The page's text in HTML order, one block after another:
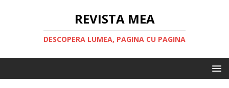
REVISTA MEA
DESCOPERA LUMEA, PAGINA CU PAGINA